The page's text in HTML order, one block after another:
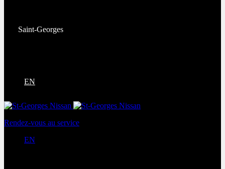
Saint-Georges
EN
Rendez-vous au service
EN